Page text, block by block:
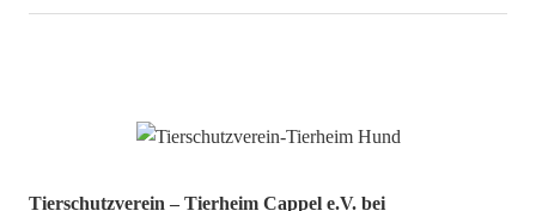
Tierschutzverein – Tierheim Cappel e.V. bei